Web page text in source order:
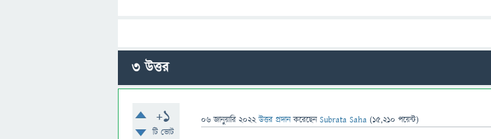
3উত্তর
+1
টি ভোট
06 জানুয়ারি 2022 উত্তর প্রদান করেছেনSubrata Saha (15,210 পয়েন্ট)